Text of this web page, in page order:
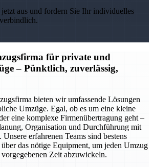
aus und fordern Sie Ihr individuelles
für private und
– Pünktlich, zuverlässig,
bieten wir umfassende Lösungen
Umzüge. Egal, ob es um eine kleine
eine komplexe Firmenübertragung geht –
Organisation und Durchführung mit
erfahrenen Teams sind bestens
das nötige Equipment, um jeden Umzug
Zeit abzuwickeln.